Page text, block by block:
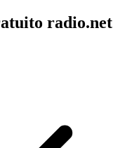
radio.net